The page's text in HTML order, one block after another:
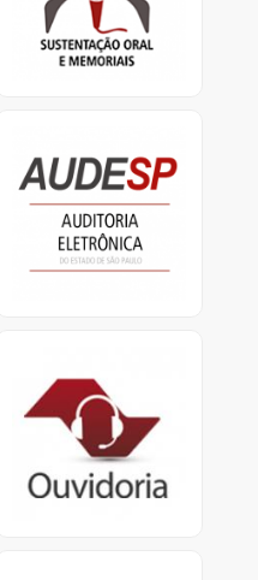
defensores
e apresentação de
memoriais.
O Sistema de Auditoria
Eletrônica visa coletar
dados das entidades
jurisdicionadas.
Ouvidoria do
TCESP: Central de
Atendimento
0800.800.7575